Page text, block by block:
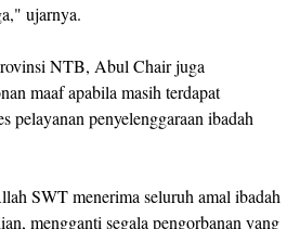
ujarnya.
NTB, Abul Chair juga
maaf apabila masih terdapat
pelayanan penyelenggaraan ibadah
SWT menerima seluruh amal ibadah
mengganti segala pengorbanan yang